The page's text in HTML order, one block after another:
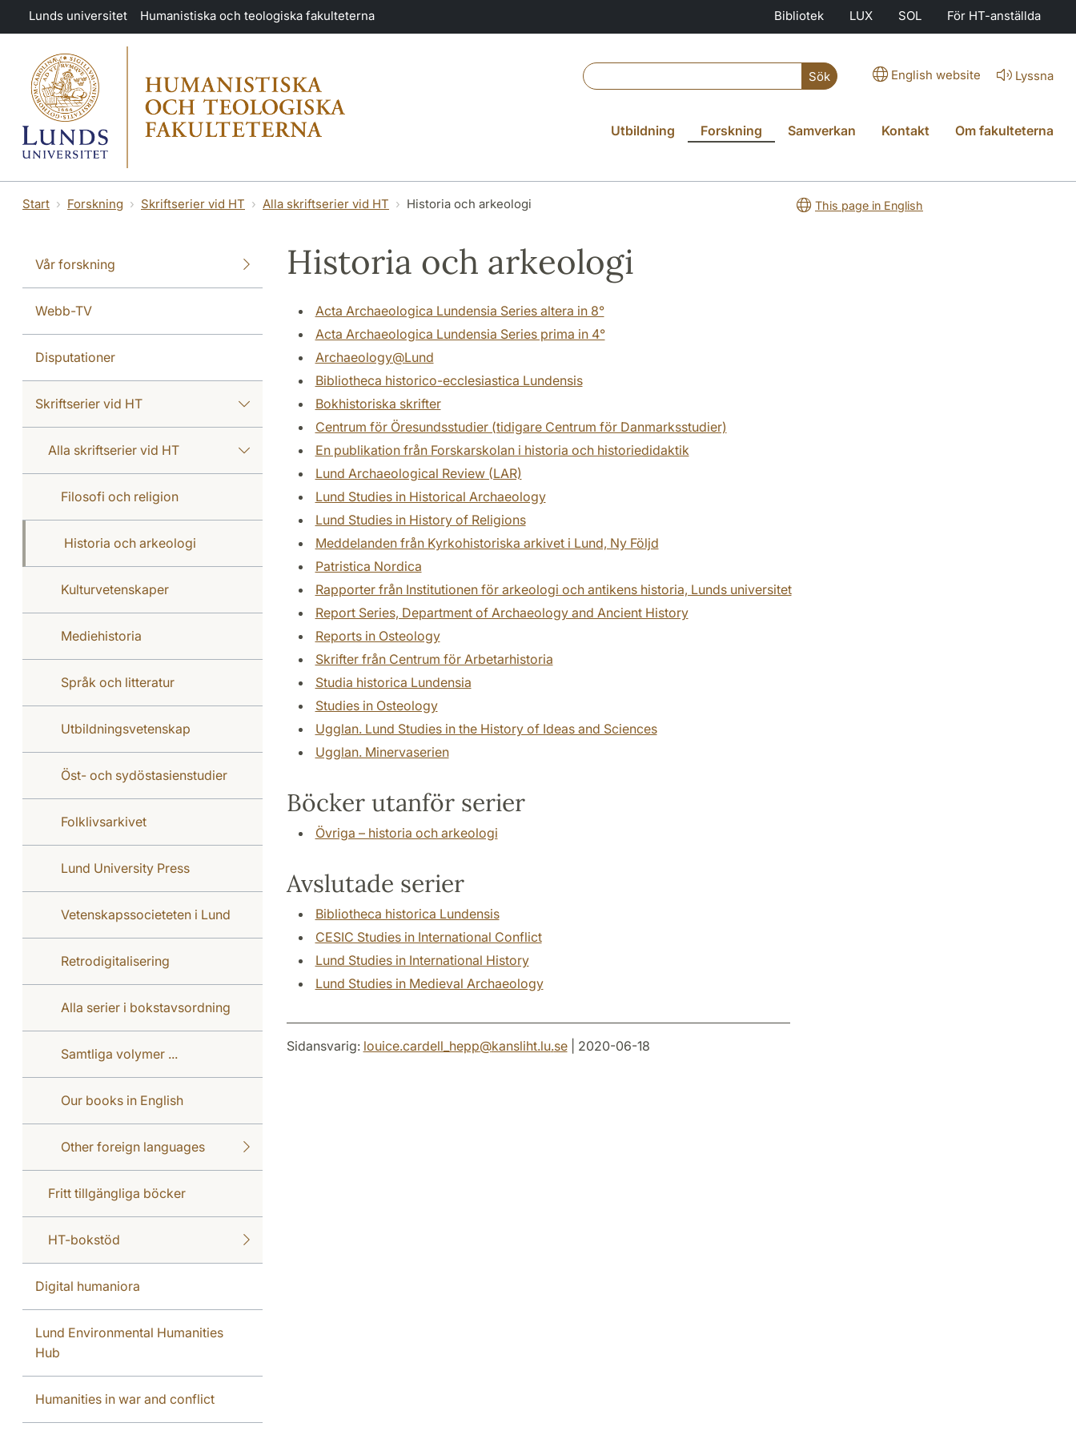
Hoppa till huvudinnehåll
Lunds universitet Humanistiska och teologiska fakulteterna Bibliotek LUX SOL För HT-anställda
Sök English website Lyssna
Utbildning Forskning Samverkan Kontakt Om fakulteterna
Start Forskning Skriftserier vid HT Alla skriftserier vid HT Historia och arkeologi This page in English
Vår forskning
Webb-TV
Disputationer
Skriftserier vid HT
Alla skriftserier vid HT
Filosofi och religion
Historia och arkeologi
Kulturvetenskaper
Mediehistoria
Språk och litteratur
Utbildningsvetenskap
Öst- och sydöstasienstudier
Folklivsarkivet
Lund University Press
Vetenskapssocieteten i Lund
Retrodigitalisering
Alla serier i bokstavsordning
Samtliga volymer ...
Our books in English
Other foreign languages
Fritt tillgängliga böcker
HT-bokstöd
Digital humaniora
Lund Environmental Humanities
Hub
Humanities in war and conflict
Historia och arkeologi
Acta Archaeologica Lundensia Series altera in 8°
Acta Archaeologica Lundensia Series prima in 4°
Archaeology@Lund
Bibliotheca historico-ecclesiastica Lundensis
Bokhistoriska skrifter
Centrum för Öresundsstudier (tidigare Centrum för Danmarksstudier)
En publikation från Forskarskolan i historia och historiedidaktik
Lund Archaeological Review (LAR)
Lund Studies in Historical Archaeology
Lund Studies in History of Religions
Meddelanden från Kyrkohistoriska arkivet i Lund, Ny Följd
Patristica Nordica
Rapporter från Institutionen för arkeologi och antikens historia, Lunds universitet
Report Series, Department of Archaeology and Ancient History
Reports in Osteology
Skrifter från Centrum för Arbetarhistoria
Studia historica Lundensia
Studies in Osteology
Ugglan. Lund Studies in the History of Ideas and Sciences
Ugglan. Minervaserien
Böcker utanför serier
Övriga – historia och arkeologi
Avslutade serier
Bibliotheca historica Lundensis
CESIC Studies in International Conflict
Lund Studies in International History
Lund Studies in Medieval Archaeology
Sidansvarig: louice.cardell_hepp@kansliht.lu.se| 2020-06-18